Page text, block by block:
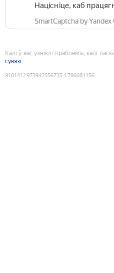
Націсніце, каб
SmartCaptcha by Yandex
Калі ў вас узніклі праблемы, калі
сувязі
9181412973942556735:1786081156